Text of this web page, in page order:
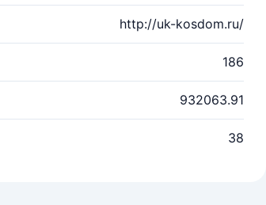
http://uk-kosdom.ru/
186
932063.91
38